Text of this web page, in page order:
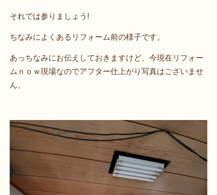
それでは参りましょう!
ちなみによくあるリフォーム前の様子です。
あっちなみにお伝えしておきますけど、今現在リフォー
ムｎｏｗ現場なのでアフター仕上がり写真はございませ
ん。